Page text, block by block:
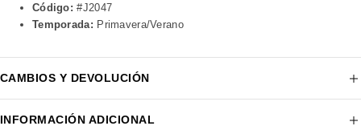
Código: #J2047
Temporada: Primavera/Verano
CAMBIOS Y DEVOLUCIÓN
INFORMACIÓN ADICIONAL